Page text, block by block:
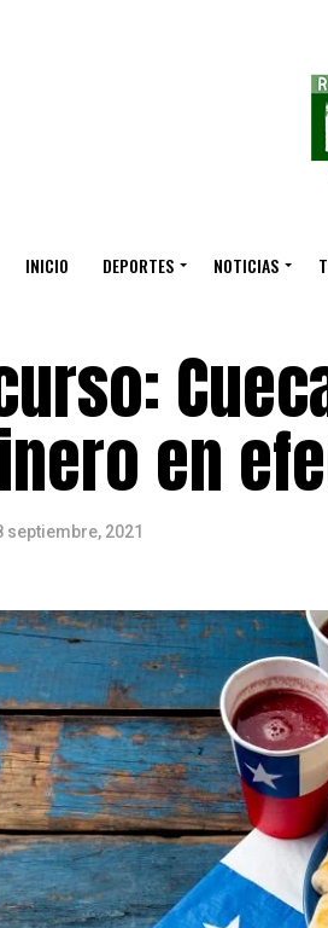
INICIO DEPORTES NOTICIAS
en
septiembre, 2021